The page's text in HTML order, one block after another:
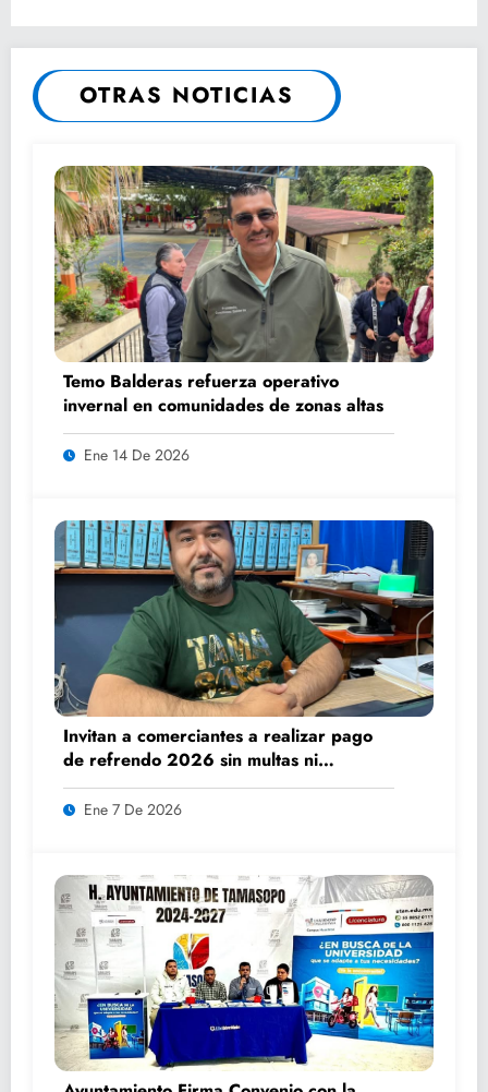
OTRAS NOTICIAS
Temo Balderas refuerza operativo
invernal en comunidades de zonas altas
Ene 14 De 2026
Invitan a comerciantes a realizar pago
de refrendo 2026 sin multas ni
recargos
Ene 7 De 2026